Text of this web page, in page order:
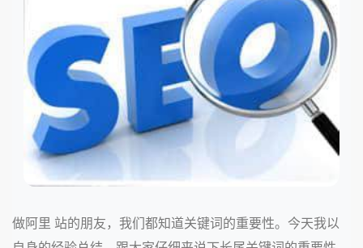
做阿里 站的朋友，我们都知道关键词的重要性。今天我以